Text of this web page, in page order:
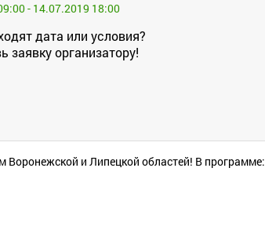
- 14.07.2019 18:00
дата или условия?
заявку организатору!
и Липецкой областей! В программе: